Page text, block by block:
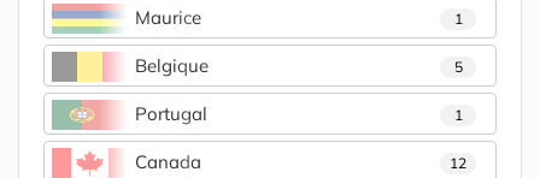
Maurice 1
Belgique 5
Portugal 1
Canada 12